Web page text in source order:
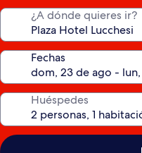
¿A dónde quieres ir?
Fechas
Huéspedes